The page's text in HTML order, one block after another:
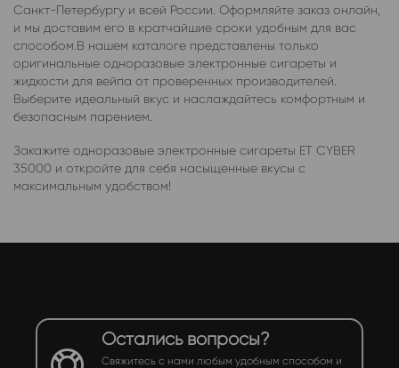
Санкт-Петербургу и всей России. Оформляйте заказ онлайн,
и мы доставим его в кратчайшие сроки удобным для вас
способом.В нашем каталоге представлены только
оригинальные одноразовые электронные сигареты и
жидкости для вейпа от проверенных производителей.
Выберите идеальный вкус и наслаждайтесь комфортным и
безопасным парением.
Закажите одноразовые электронные сигареты ET CYBER
35000 и откройте для себя насыщенные вкусы с
максимальным удобством!
Остались вопросы?
Свяжитесь с нами любым удобным способом и